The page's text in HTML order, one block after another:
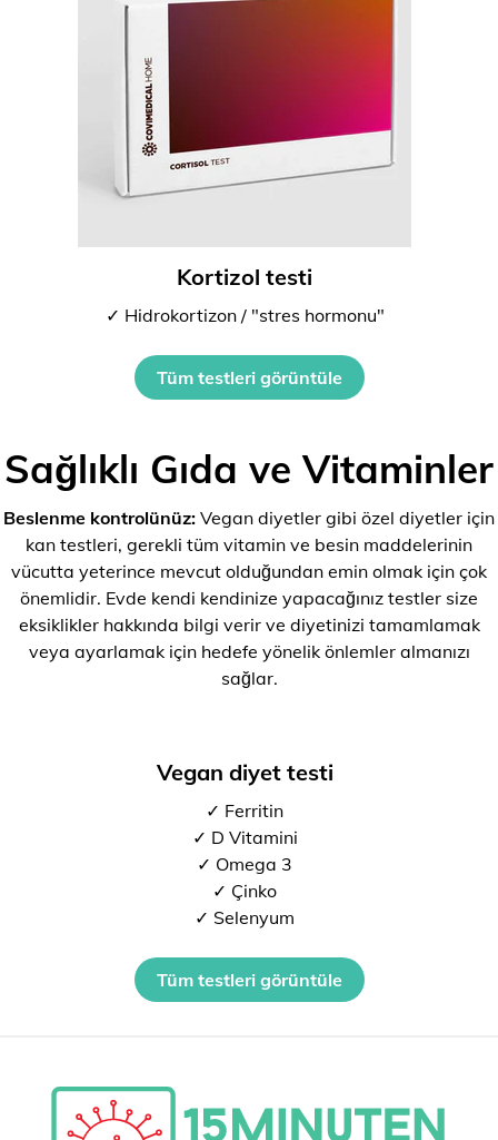
Kortizol testi
✓ Hidrokortizon / "stres hormonu"
Tüm testleri görüntüle
Sağlıklı Gıda ve Vitaminler
Beslenme kontrolünüz: Vegan diyetler gibi özel diyetler için
kan testleri, gerekli tüm vitamin ve besin maddelerinin
vücutta yeterince mevcut olduğundan emin olmak için çok
önemlidir. Evde kendi kendinize yapacağınız testler size
eksiklikler hakkında bilgi verir ve diyetinizi tamamlamak
veya ayarlamak için hedefe yönelik önlemler almanızı
sağlar.
Vegan diyet testi
✓ Ferritin
✓ D Vitamini
✓ Omega 3
✓ Çinko
✓ Selenyum
Tüm testleri görüntüle